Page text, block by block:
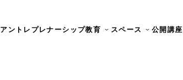
アントレプレナーシップ教育 スペース 公開講座